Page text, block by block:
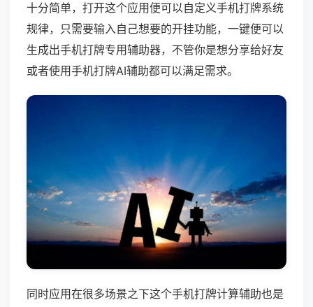
十分简单，打开这个应用便可以自定义手机打牌系统
规律，只需要输入自己想要的开挂功能，一键便可以
生成出手机打牌专用辅助器，不管你是想分享给好友
或者使用手机打牌AI辅助都可以满足需求。
同时应用在很多场景之下这个手机打牌计算辅助也是